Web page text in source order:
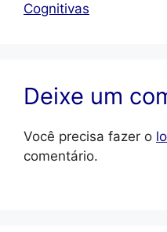
Cognitivas
Deixe um
Você precisa fazer o
comentário.